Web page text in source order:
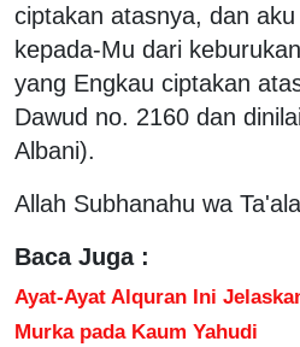
ciptakan atasnya, dan
kepada-Mu dari
yang Engkau ciptakan
Dawud no. 2160 dan
Albani).
Allah Subhanahu wa
Baca Juga :
Ayat-Ayat Alquran Ini
Murka pada Kaum Yahudi